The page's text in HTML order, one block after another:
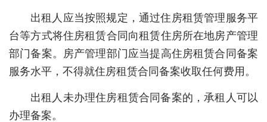
房产
消费
创意
文化
出租人应当按照规定，通过住房租赁管理服务平
台等方式将住房租赁合同向租赁住房所在地房产管理
部门备案。房产管理部门应当提高住房租赁合同备案
服务水平，不得就住房租赁合同备案收取任何费用。
出租人未办理住房租赁合同备案的，承租人可以
办理备案。